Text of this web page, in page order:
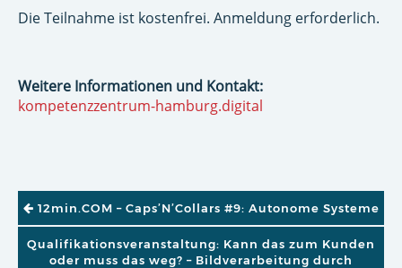
Die Teilnahme ist kostenfrei. Anmeldung erforderlich.
Weitere Informationen und Kontakt:
kompetenzzentrum-hamburg.digital
BEITRAGSNAVIGATION
12min.COM – Caps’N’Collars #9: Autonome Systeme
Qualifikationsveranstaltung: Kann das zum Kunden
oder muss das weg? – Bildverarbeitung durch